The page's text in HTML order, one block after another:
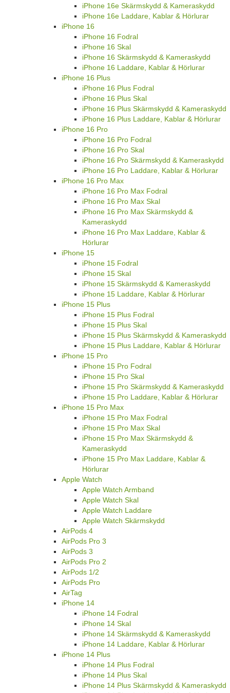
iPhone 16e Skärmskydd & Kameraskydd
iPhone 16e Laddare, Kablar & Hörlurar
iPhone 16
iPhone 16 Fodral
iPhone 16 Skal
iPhone 16 Skärmskydd & Kameraskydd
iPhone 16 Laddare, Kablar & Hörlurar
iPhone 16 Plus
iPhone 16 Plus Fodral
iPhone 16 Plus Skal
iPhone 16 Plus Skärmskydd & Kameraskydd
iPhone 16 Plus Laddare, Kablar & Hörlurar
iPhone 16 Pro
iPhone 16 Pro Fodral
iPhone 16 Pro Skal
iPhone 16 Pro Skärmskydd & Kameraskydd
iPhone 16 Pro Laddare, Kablar & Hörlurar
iPhone 16 Pro Max
iPhone 16 Pro Max Fodral
iPhone 16 Pro Max Skal
iPhone 16 Pro Max Skärmskydd &
Kameraskydd
iPhone 16 Pro Max Laddare, Kablar &
Hörlurar
iPhone 15
iPhone 15 Fodral
iPhone 15 Skal
iPhone 15 Skärmskydd & Kameraskydd
iPhone 15 Laddare, Kablar & Hörlurar
iPhone 15 Plus
iPhone 15 Plus Fodral
iPhone 15 Plus Skal
iPhone 15 Plus Skärmskydd & Kameraskydd
iPhone 15 Plus Laddare, Kablar & Hörlurar
iPhone 15 Pro
iPhone 15 Pro Fodral
iPhone 15 Pro Skal
iPhone 15 Pro Skärmskydd & Kameraskydd
iPhone 15 Pro Laddare, Kablar & Hörlurar
iPhone 15 Pro Max
iPhone 15 Pro Max Fodral
iPhone 15 Pro Max Skal
iPhone 15 Pro Max Skärmskydd &
Kameraskydd
iPhone 15 Pro Max Laddare, Kablar &
Hörlurar
Apple Watch
Apple Watch Armband
Apple Watch Skal
Apple Watch Laddare
Apple Watch Skärmskydd
AirPods 4
AirPods Pro 3
AirPods 3
AirPods Pro 2
AirPods 1/2
AirPods Pro
AirTag
iPhone 14
iPhone 14 Fodral
iPhone 14 Skal
iPhone 14 Skärmskydd & Kameraskydd
iPhone 14 Laddare, Kablar & Hörlurar
iPhone 14 Plus
iPhone 14 Plus Fodral
iPhone 14 Plus Skal
iPhone 14 Plus Skärmskydd & Kameraskydd